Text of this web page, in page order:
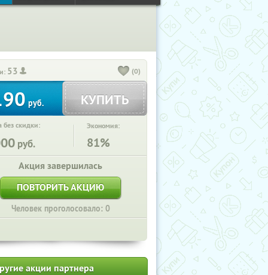
53 (0)
руб. КУПИТЬ
без скидки:
руб.
Экономия:
81%
Акция завершилась
ПОВТОРИТЬ АКЦИЮ
Человек проголосовало: 0
акции партнера